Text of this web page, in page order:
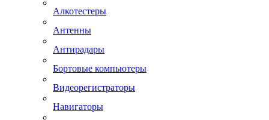
Алкотестеры
Антенны
Антирадары
Бортовые компьютеры
Видеорегистраторы
Навигаторы